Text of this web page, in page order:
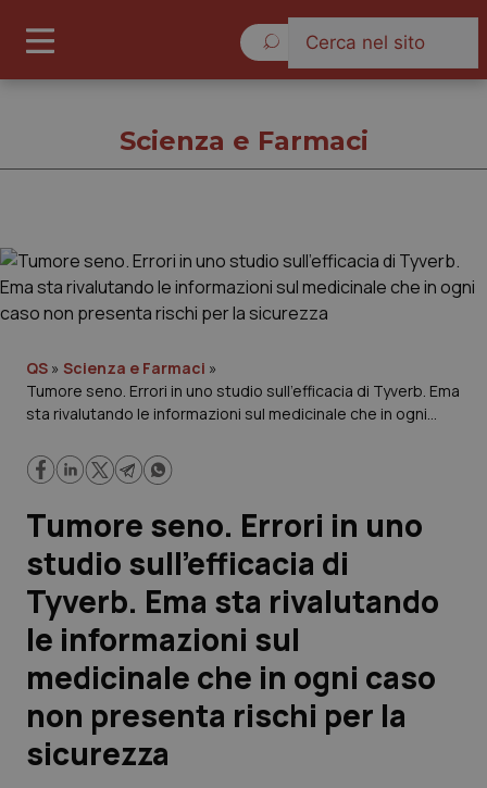
Cronache
Governo e Parlamento
Regioni e Asl
Lavoro e Professioni
Scienza e Farmaci
Studi e Analisi
Lettere al direttore
Edizioni Regionali
QS Pro
Scienza e Farmaci
QS » Scienza e Farmaci »
Tumore seno. Errori in uno studio sull’efficacia di Tyverb. Ema
sta rivalutando le informazioni sul medicinale che in ogni
Tumore seno. Errori in uno
studio sull’efficacia di
Tyverb. Ema sta rivalutando
le informazioni sul
medicinale che in ogni caso
non presenta rischi per la
sicurezza